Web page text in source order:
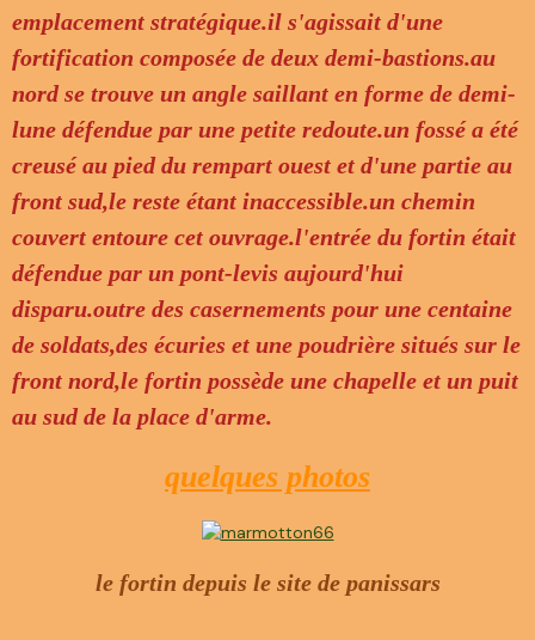
emplacement stratégique.il s'agissait d'une
fortification composée de deux demi-bastions.au
nord se trouve un angle saillant en forme de demi-
lune défendue par une petite redoute.un fossé a été
creusé au pied du rempart ouest et d'une partie au
front sud,le reste étant inaccessible.un chemin
couvert entoure cet ouvrage.l'entrée du fortin était
défendue par un pont-levis aujourd'hui
disparu.outre des casernements pour une centaine
de soldats,des écuries et une poudrière situés sur le
front nord,le fortin possède une chapelle et un puit
au sud de la place d'arme.
quelques photos
le fortin depuis le site de panissars